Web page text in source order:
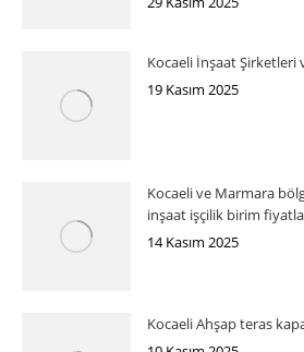
Kocaeli İnşaat Şirketleri
19 Kasım 2025
Kocaeli ve Marmara
inşaat işçilik birim
14 Kasım 2025
Kocaeli Ahşap teras